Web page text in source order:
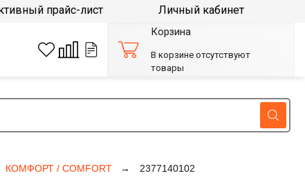
КОМФОРТ / COMFORT 2377140102
прайс-лист Личный кабинет
Корзина
В корзине отсутствуют
товары